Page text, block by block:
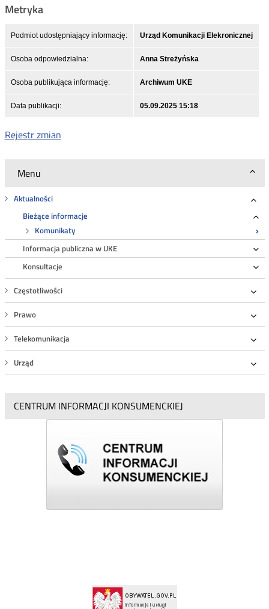
Menu
Aktualności
Bieżące informacje
Komunikaty
Informacja publiczna w UKE
Konsultacje
Częstotliwości
Prawo
Telekomunikacja
Urząd
CENTRUM INFORMACJI KONSUMENCKIEJ
Metryka
Podmiot udostępniający informację: Urząd Komunikacji Elekronicznej
Osoba odpowiedzialna: Anna Streżyńska
Osoba publikująca informację: Archiwum UKE
Data publikacji: 05.09.2025 15:18
Rejestr zmian